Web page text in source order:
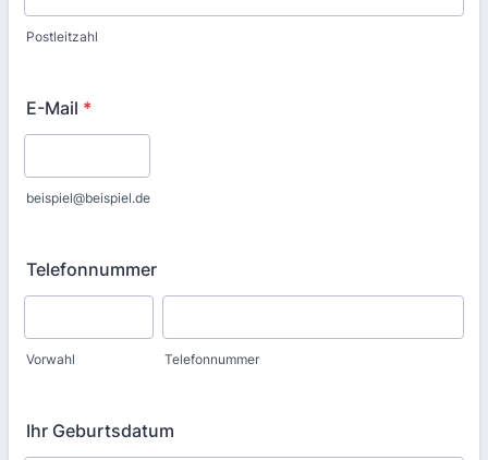
Postleitzahl
E-Mail *
beispiel@beispiel.de
Telefonnummer
Vorwahl Telefonnummer
Ihr Geburtsdatum